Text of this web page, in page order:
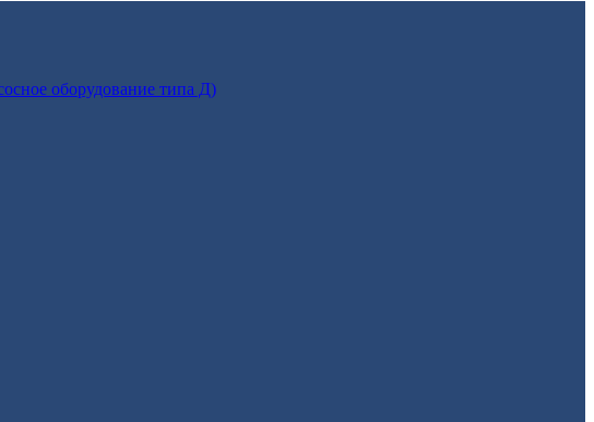
оборудование типа Д)